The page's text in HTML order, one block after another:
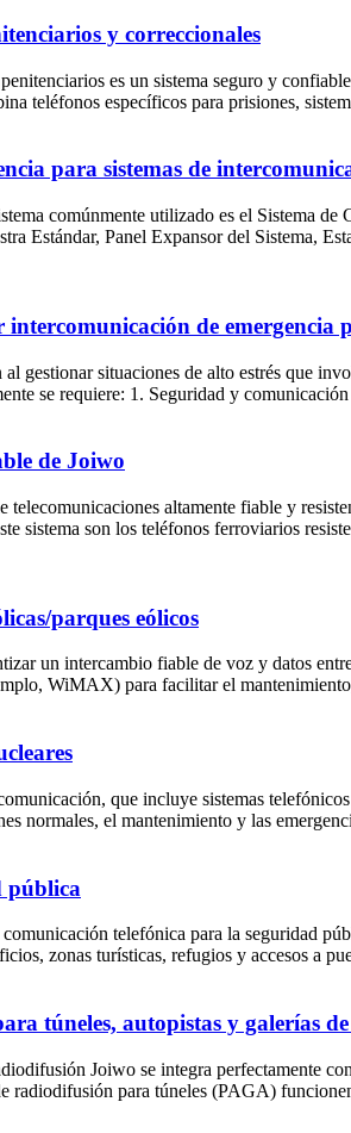
y correccionales
es un sistema seguro y
teléfonos específicos para prisiones,
para sistemas de
comúnmente utilizado es el Sistema
Estándar, Panel Expansor del Sistema,
intercomunicación de emergencia
gestionar situaciones de alto estrés que
se requiere: 1. Seguridad y
de Joiwo
altamente fiable y
sistema son los teléfonos ferroviarios
parques eólicos
un intercambio fiable de voz y datos
WiMAX) para facilitar el
que incluye sistemas
normales, el mantenimiento y las
pública
telefónica para la seguridad
zonas turísticas, refugios y accesos a
túneles, autopistas y galerías
Joiwo se integra perfectamente
radiodifusión para túneles (PAGA)